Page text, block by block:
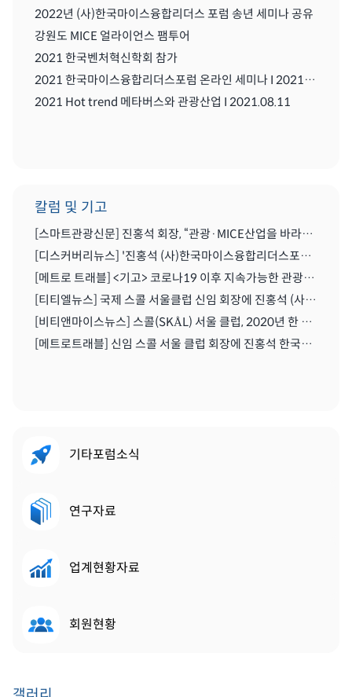
2022년 (사)한국마이스융합리더스 포럼 송년 세미나 공유
강원도 MICE 얼라이언스 팸투어
2021 한국벤처혁신학회 참가
2021 한국마이스융합리더스포럼 온라인 세미나 I 2021.08..11
2021 Hot trend 메타버스와 관광산업 I 2021.08.11
칼럼 및 기고
[스마트관광신문] 진홍석 회장, “관광·MICE산업을 바라보는 가치의 전환을 위해 노력이 필요한 시기” | 2021.04.29
[디스커버리뉴스] '진홍석 (사)한국마이스융합리더스포럼 회장',"코로나를 또다른 기회로" | 2020.07.06
[메트로 트래블] <기고> 코로나19 이후 지속가능한 관광마이스산업과 'MICE 5.0' | 2020.06.28
[티티엘뉴스] 국제 스콜 서울클럽 신임 회장에 진홍석 (사)한국마이스융합리더스포럼 회장 | 2019.12.13
[비티앤마이스뉴스] 스콜(SKÅL) 서울 클럽, 2020년 한 해 동안 이끌 새 임원진 구성하다 | 2019.12.13
[메트로트래블] 신임 스콜 서울 클럽 회장에 진홍석 한국마이스융합리더스포럼회장 선출 | 2019.12.22
기타포럼소식
연구자료
업계현황자료
회원현황